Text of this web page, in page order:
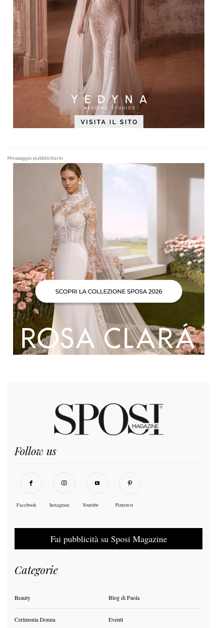
Messaggio pubblicitario
Follow us
Facebook Instagram Youtube Pinterest
Fai pubblicità su Sposi Magazine
Categorie
Beauty Blog di Paola
Cerimonia Donna Eventi